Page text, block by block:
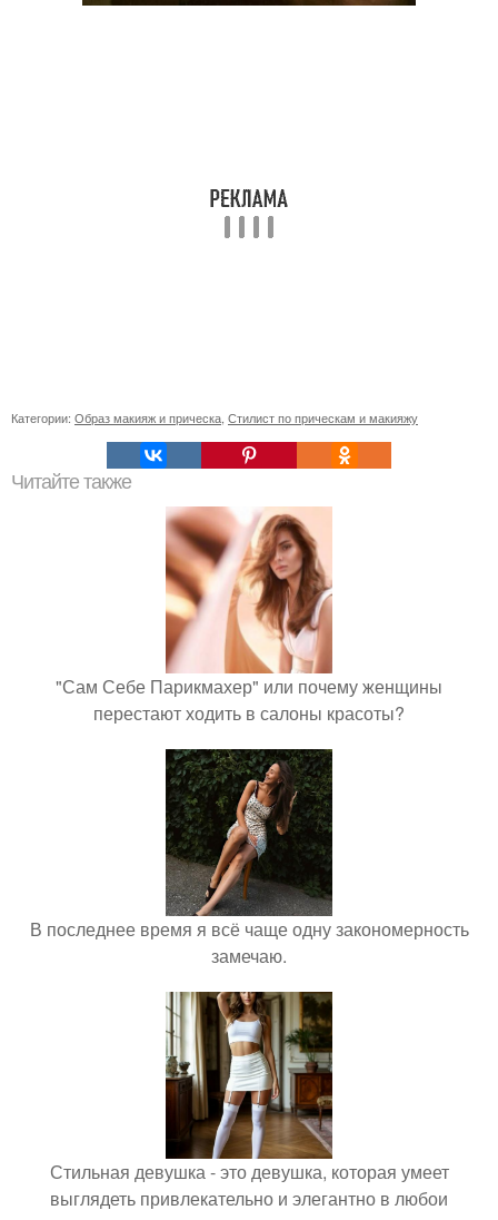
Категории: Образ макияж и прическа Стилист по прическам и макияжу
Читайте также
"Сам Себе Парикмахер" или почему женщины
перестают ходить в салоны красоты?
В последнее время я всё чаще одну закономерность
замечаю.
Стильная девушка - это девушка, которая умеет
выглядеть привлекательно и элегантно в любои